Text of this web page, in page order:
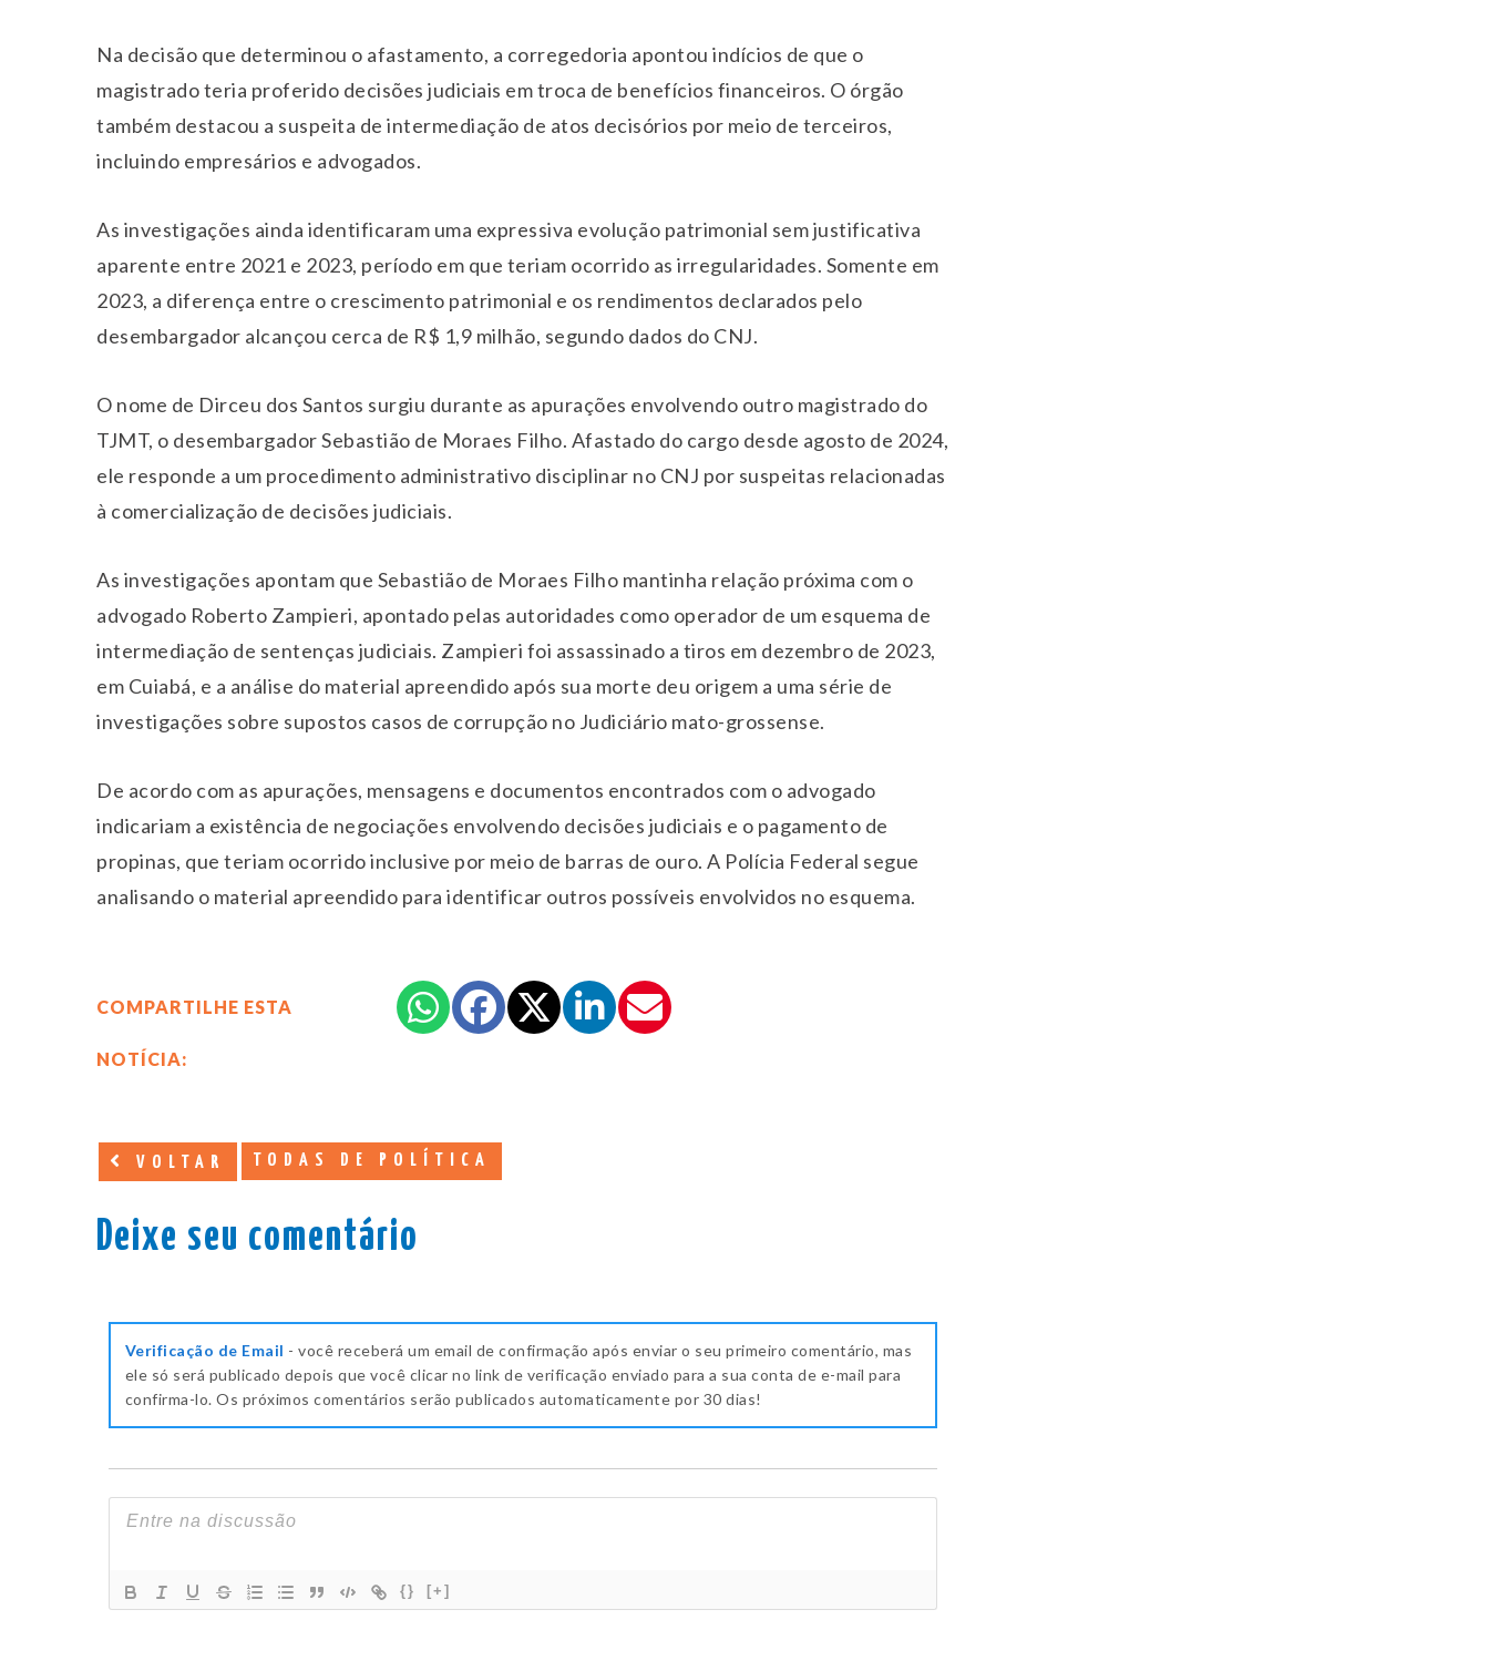
Na decisão que determinou o afastamento, a corregedoria apontou indícios de que o
magistrado teria proferido decisões judiciais em troca de benefícios financeiros. O órgão
também destacou a suspeita de intermediação de atos decisórios por meio de terceiros,
incluindo empresários e advogados.
As investigações ainda identificaram uma expressiva evolução patrimonial sem justificativa
aparente entre 2021 e 2023, período em que teriam ocorrido as irregularidades. Somente em
2023, a diferença entre o crescimento patrimonial e os rendimentos declarados pelo
desembargador alcançou cerca de R$ 1,9 milhão, segundo dados do CNJ.
O nome de Dirceu dos Santos surgiu durante as apurações envolvendo outro magistrado do
TJMT, o desembargador Sebastião de Moraes Filho. Afastado do cargo desde agosto de 2024,
ele responde a um procedimento administrativo disciplinar no CNJ por suspeitas relacionadas
à comercialização de decisões judiciais.
As investigações apontam que Sebastião de Moraes Filho mantinha relação próxima com o
advogado Roberto Zampieri, apontado pelas autoridades como operador de um esquema de
intermediação de sentenças judiciais. Zampieri foi assassinado a tiros em dezembro de 2023,
em Cuiabá, e a análise do material apreendido após sua morte deu origem a uma série de
investigações sobre supostos casos de corrupção no Judiciário mato-grossense.
De acordo com as apurações, mensagens e documentos encontrados com o advogado
indicariam a existência de negociações envolvendo decisões judiciais e o pagamento de
propinas, que teriam ocorrido inclusive por meio de barras de ouro. A Polícia Federal segue
analisando o material apreendido para identificar outros possíveis envolvidos no esquema.
COMPARTILHE ESTA
NOTÍCIA:
VOLTAR TODAS DE POLÍTICA
Deixe seu comentário
Verificação de Email - você receberá um email de confirmação após enviar o seu primeiro comentário, mas
ele só será publicado depois que você clicar no link de verificação enviado para a sua conta de e-mail para
confirma-lo. Os próximos comentários serão publicados automaticamente por 30 dias!
{} [+]